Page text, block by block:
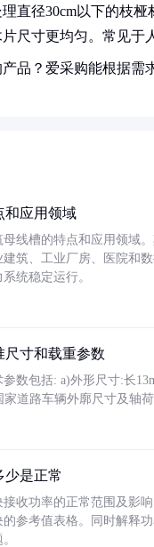
直径30cm以下的枝
尺寸更均匀。常见于
品？爱采购能根据需
和应用领域
线槽的特点和应用领域
筑、工业厂房、医院和
统稳定运行。
尺寸和载重参数
数包括: a)外形尺寸:长
家道路车辆外廓尺寸及轴
少是正常
收功率的正常范围及影
参考值表格。同时解释